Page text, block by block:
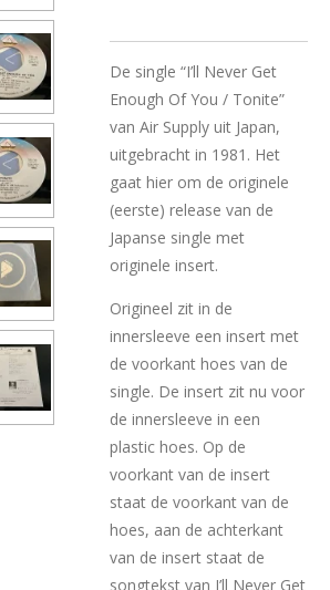
De single “I’ll Never Get
Enough Of You / Tonite”
van Air Supply uit Japan,
uitgebracht in 1981. Het
gaat hier om de originele
(eerste) release van de
Japanse single met
originele insert.
Origineel zit in de
innersleeve een insert met
de voorkant hoes van de
single. De insert zit nu voor
de innersleeve in een
plastic hoes. Op de
voorkant van de insert
staat de voorkant van de
hoes, aan de achterkant
van de insert staat de
songtekst van I’ll Never Get